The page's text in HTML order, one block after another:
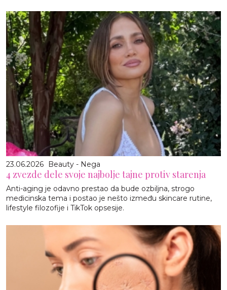
23.06.2026 Beauty - Nega
4 zvezde dele svoje najbolje tajne protiv starenja
Anti-aging je odavno prestao da bude ozbiljna, strogo
medicinska tema i postao je nešto između skincare rutine,
lifestyle filozofije i TikTok opsesije.